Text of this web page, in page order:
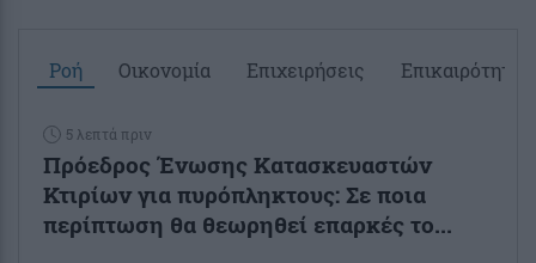
Ροή Οικονομία Επιχειρήσεις Επικαιρότητα
5 λεπτά πριν
Πρόεδρος Ένωσης Κατασκευαστών
Κτιρίων για πυρόπληκτους: Σε ποια
περίπτωση θα θεωρηθεί επαρκές το...